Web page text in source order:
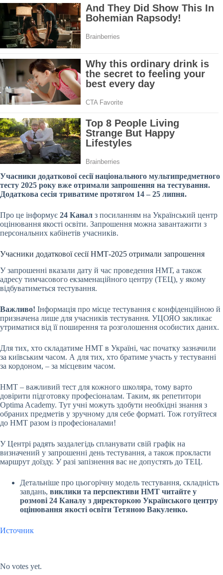
Учасники додаткової сесії національного мультипредметного
тесту 2025 року вже отримали запрошення на тестування.
Додаткова сесія триватиме протягом 14 – 25 липня.
Про це інформує 24 Канал з посиланням на Український центр
оцінювання якості освіти. Запрошення можна завантажити з
персональних кабінетів учасників.
Учасники додаткової сесії НМТ-2025 отримали запрошення
У запрошенні вказали дату й час проведення НМТ, а також
адресу тимчасового екзаменаційного центру (ТЕЦ), у якому
відбуватиметься тестування.
Важливо! Інформація про місце тестування є конфіденційною й
призначена лише для учасників тестування. УЦОЯО закликає
утриматися від її поширення та розголошення особистих даних.
Для тих, хто складатиме НМТ в Україні, час початку зазначили
за київським часом. А для тих, хто братиме участь у тестуванні
за кордоном, – за місцевим часом.
НМТ – важливий тест для кожного школяра, тому варто
довірити підготовку професіоналам. Таким, як репетитори
Optima Academy. Тут учні можуть здобути необхідні знання з
обраних предметів у зручному для себе форматі. Тож готуйтеся
до НМТ разом із професіоналами!
У Центрі радять заздалегідь спланувати свій графік на
визначений у запрошенні день тестування, а також прокласти
маршрут доїзду. У разі запізнення вас не допустять до ТЕЦ.
Детальніше про цьогорічну модель тестування, складність
завдань, виклики та перспективи НМТ читайте у
розмові 24 Каналу з директоркою Українського центру
оцінювання якості освіти Тетяною Вакуленко.
Источник
No votes yet.